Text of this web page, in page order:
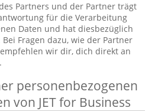
Partners und der Partner trägt
für die Verarbeitung
Daten und hat diesbezüglich
Fragen dazu, wie der Partner
wir dir, dich direkt an
personenbezogenen
von JET for Business